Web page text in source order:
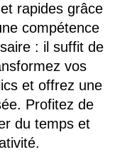
rapides grâce
compétence
: il suffit de
vos
et offrez une
Profitez de
du temps et